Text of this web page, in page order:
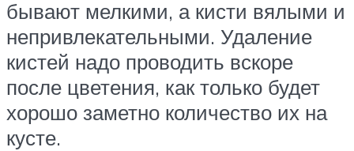
бывают мелкими, а кисти вялыми и
непривлекательными. Удаление
кистей надо проводить вскоре
после цветения, как только будет
хорошо заметно количество их на
кусте.